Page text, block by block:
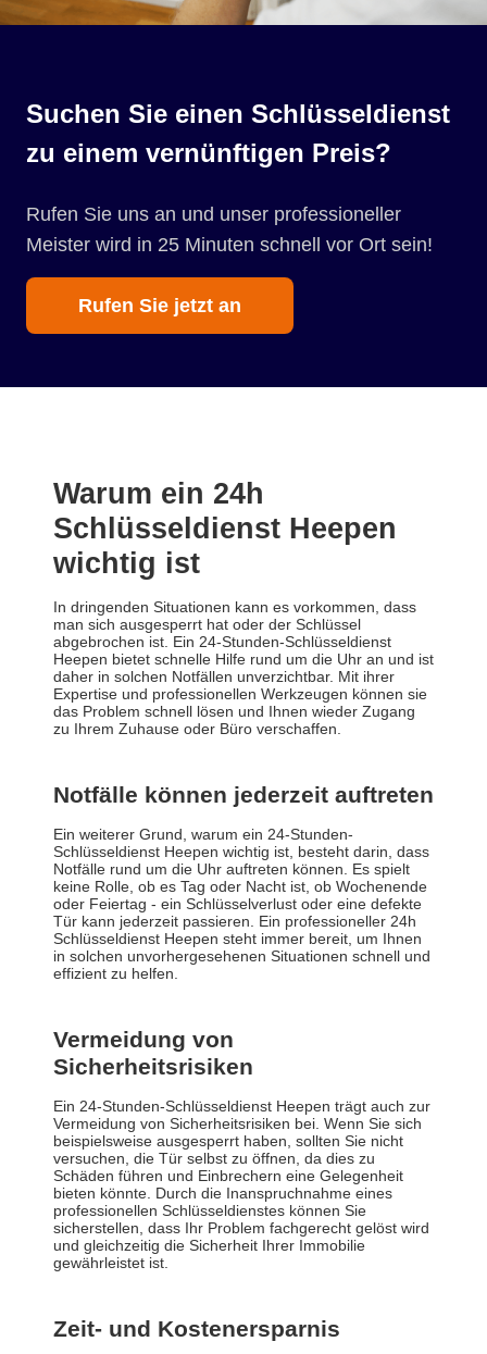
Suchen Sie einen Schlüsseldienst
zu einem vernünftigen Preis?
Rufen Sie uns an und unser professioneller
Meister wird in 25 Minuten schnell vor Ort sein!
Rufen Sie jetzt an
Warum ein 24h
Schlüsseldienst Heepen
wichtig ist
In dringenden Situationen kann es vorkommen, dass
man sich ausgesperrt hat oder der Schlüssel
abgebrochen ist. Ein 24-Stunden-Schlüsseldienst
Heepen bietet schnelle Hilfe rund um die Uhr an und ist
daher in solchen Notfällen unverzichtbar. Mit ihrer
Expertise und professionellen Werkzeugen können sie
das Problem schnell lösen und Ihnen wieder Zugang
zu Ihrem Zuhause oder Büro verschaffen.
Notfälle können jederzeit auftreten
Ein weiterer Grund, warum ein 24-Stunden-
Schlüsseldienst Heepen wichtig ist, besteht darin, dass
Notfälle rund um die Uhr auftreten können. Es spielt
keine Rolle, ob es Tag oder Nacht ist, ob Wochenende
oder Feiertag - ein Schlüsselverlust oder eine defekte
Tür kann jederzeit passieren. Ein professioneller 24h
Schlüsseldienst Heepen steht immer bereit, um Ihnen
in solchen unvorhergesehenen Situationen schnell und
effizient zu helfen.
Vermeidung von
Sicherheitsrisiken
Ein 24-Stunden-Schlüsseldienst Heepen trägt auch zur
Vermeidung von Sicherheitsrisiken bei. Wenn Sie sich
beispielsweise ausgesperrt haben, sollten Sie nicht
versuchen, die Tür selbst zu öffnen, da dies zu
Schäden führen und Einbrechern eine Gelegenheit
bieten könnte. Durch die Inanspruchnahme eines
professionellen Schlüsseldienstes können Sie
sicherstellen, dass Ihr Problem fachgerecht gelöst wird
und gleichzeitig die Sicherheit Ihrer Immobilie
gewährleistet ist.
Zeit- und Kostenersparnis